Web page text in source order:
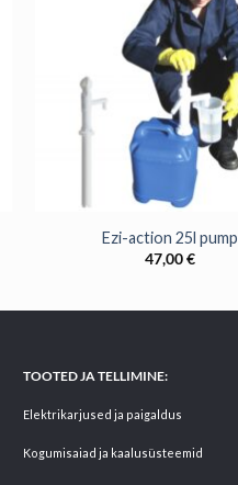
Ezi-action 25l pump
47,00€
TOOTED JA TELLIMINE:
Elektrikarjused ja paigaldus
Kogumisaiad ja kaalusüsteemid